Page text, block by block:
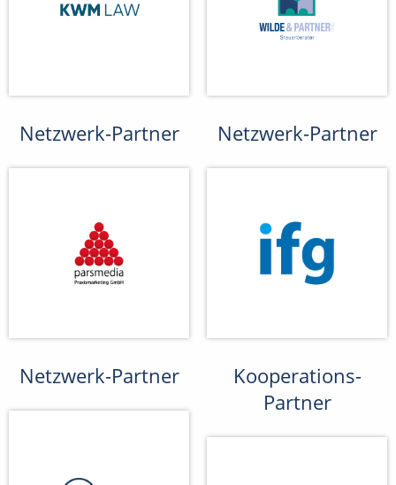
Netzwerk-Partner Netzwerk-Partner
Netzwerk-Partner
Kooperations-
Partner